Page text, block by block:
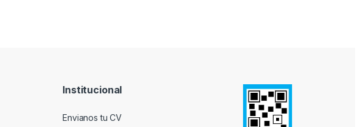
Institucional
Envianos tu CV